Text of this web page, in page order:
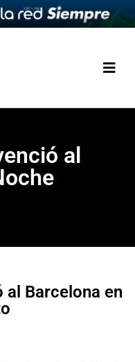
al
Barcelona en